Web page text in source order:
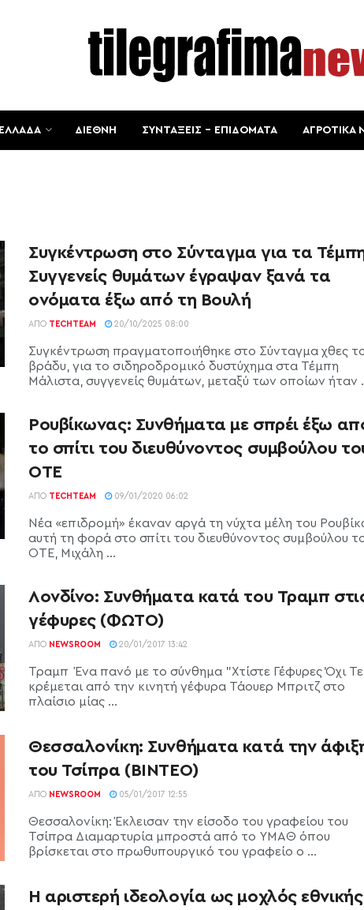
ΕΛΛΑΔΑ ΔΙΕΘΝΗ ΣΥΝΤΑΞΕΙΣ – ΕΠΙΔΟΜΑΤΑ ΑΓΡΟΤΙΚΑ
Συγκέντρωση στο Σύνταγμα για τα
Συγγενείς θυμάτων έγραψαν ξανά τα
ονόματα έξω από τη Βουλή
ΑΠΌ TECHTEAM 20/10/2025 08:00
Συγκέντρωση πραγματοποιήθηκε στο Σύνταγμα χθες
βράδυ, για το σιδηροδρομικό δυστύχημα στα Τέμπη
Μάλιστα, συγγενείς θυμάτων, μεταξύ των οποίων ήταν
Ρουβίκωνας: Συνθήματα με σπρέι έξω
το σπίτι του διευθύνοντος συμβούλου
ΟΤΕ
ΑΠΌ TECHTEAM 09/01/2020 06:02
Νέα «επιδρομή» έκαναν αργά τη νύχτα μέλη του
αυτή τη φορά στο σπίτι του διευθύνοντος συμβούλου
ΟΤΕ, Μιχάλη ...
Λονδίνο: Συνθήματα κατά του Τραμπ
γέφυρες (ΦΩΤΟ)
ΑΠΌ NEWSROOM 20/01/2017 13:42
Τραμπ Ένα πανό με το σύνθημα "Χτίστε Γέφυρες Όχι
κρέμεται από την κινητή γέφυρα Τάουερ Μπριτζ στο
πλαίσιο μίας ...
Θεσσαλονίκη: Συνθήματα κατά την
του Τσίπρα (ΒΙΝΤΕΟ)
ΑΠΌ NEWSROOM 05/01/2017 12:55
Θεσσαλονίκη: Έκλεισαν την είσοδο του γραφείου του
Τσίπρα Διαμαρτυρία μπροστά από το ΥΜΑΘ όπου
βρίσκεται στο πρωθυπουργικό του γραφείο ο ...
Η αριστερή ιδεολογία ως μοχλός εθνικής